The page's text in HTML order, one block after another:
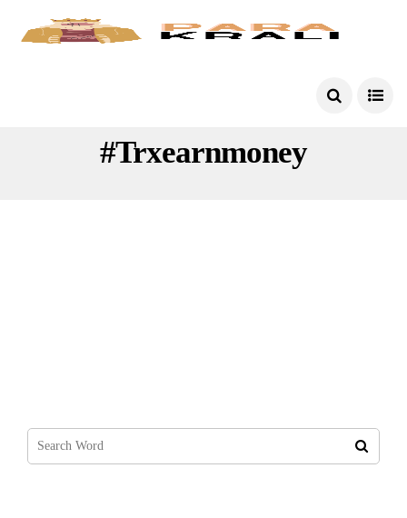
#trx #btc #trxparakazanma
#trxearnmoney